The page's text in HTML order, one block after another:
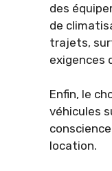
des
de
trajets,
exigences
Enfin, le
véhicules
location.